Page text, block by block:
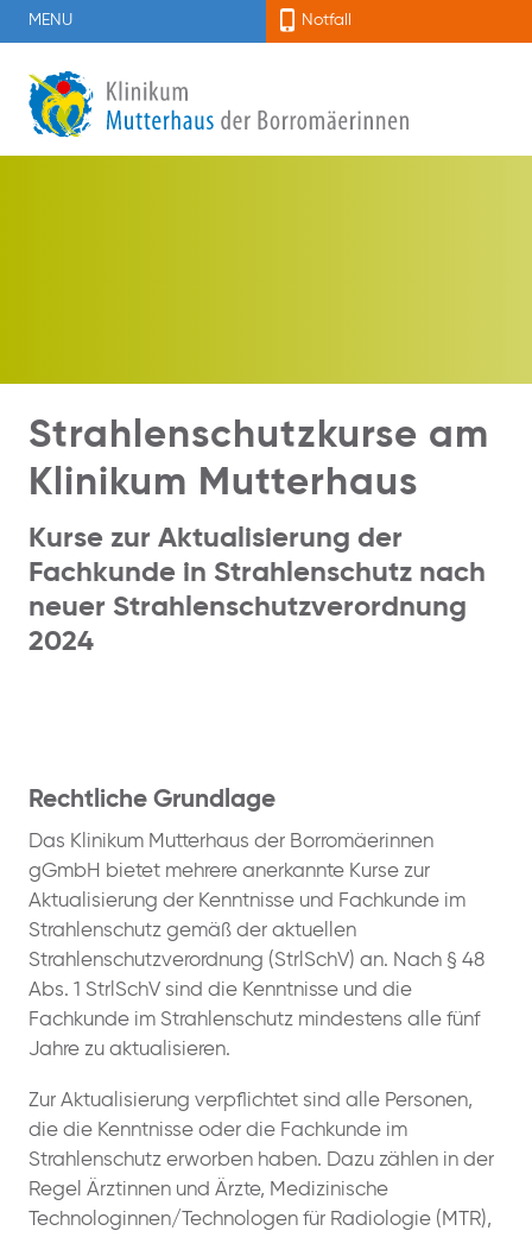
MENU Notfall
Strahlenschutzkurse am
Klinikum Mutterhaus
Kurse zur Aktualisierung der
Fachkunde in Strahlenschutz nach
neuer Strahlenschutzverordnung
2024
Rechtliche Grundlage
Das Klinikum Mutterhaus der Borromäerinnen
gGmbH bietet mehrere anerkannte Kurse zur
Aktualisierung der Kenntnisse und Fachkunde im
Strahlenschutz gemäß der aktuellen
Strahlenschutzverordnung (StrlSchV) an. Nach § 48
Abs. 1 StrlSchV sind die Kenntnisse und die
Fachkunde im Strahlenschutz mindestens alle fünf
Jahre zu aktualisieren.
Zur Aktualisierung verpflichtet sind alle Personen,
die die Kenntnisse oder die Fachkunde im
Strahlenschutz erworben haben. Dazu zählen in der
Regel Ärztinnen und Ärzte, Medizinische
Technologinnen/Technologen für Radiologie (MTR),